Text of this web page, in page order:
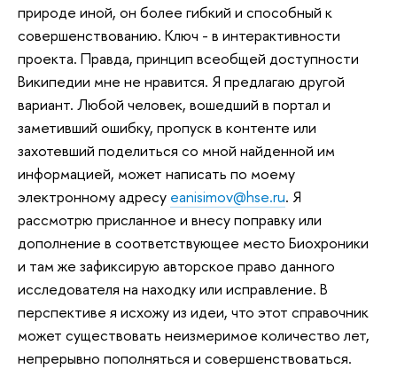
природе иной, он более гибкий и способный к
совершенствованию. Ключ - в интерактивности
проекта. Правда, принцип всеобщей доступности
Википедии мне не нравится. Я предлагаю другой
вариант. Любой человек, вошедший в портал и
заметивший ошибку, пропуск в контенте или
захотевший поделиться со мной найденной им
информацией, может написать по моему
электронному адресу eanisimov@hse.ru. Я
рассмотрю присланное и внесу поправку или
дополнение в соответствующее место Биохроники
и там же зафиксирую авторское право данного
исследователя на находку или исправление. В
перспективе я исхожу из идеи, что этот справочник
может существовать неизмеримое количество лет,
непрерывно пополняться и совершенствоваться.